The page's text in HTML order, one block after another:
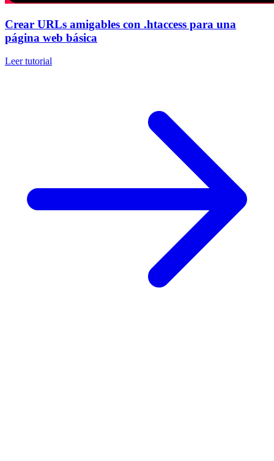
Crear URLs amigables con .htaccess para una
página web básica
Leer tutorial